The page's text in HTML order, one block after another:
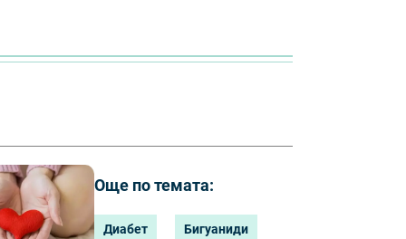
Още по темата:
Диабет Бигуаниди